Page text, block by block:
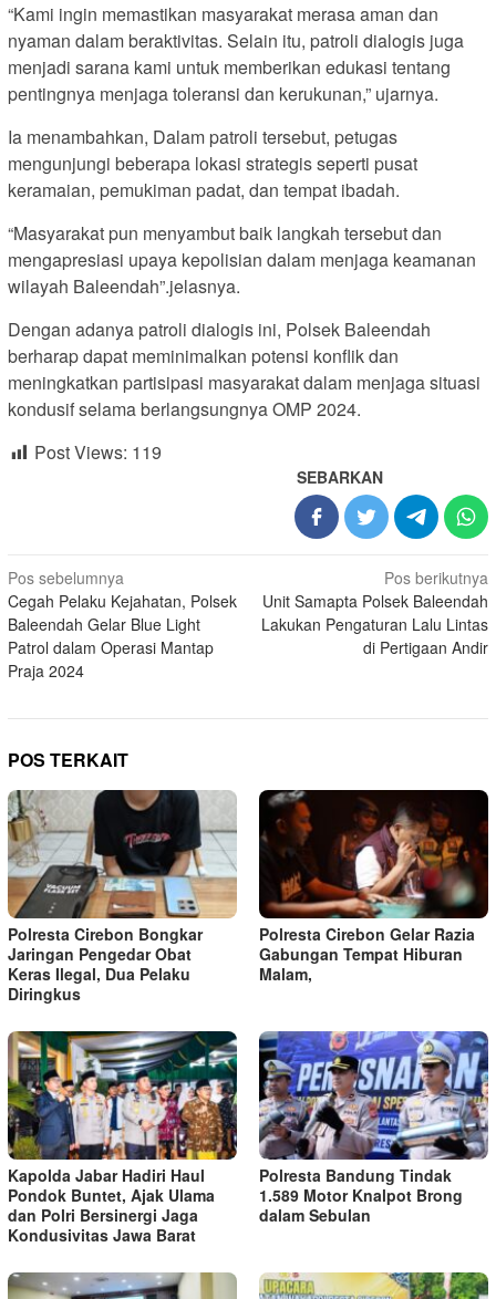
“Kami ingin memastikan masyarakat merasa aman dan
nyaman dalam beraktivitas. Selain itu, patroli dialogis juga
menjadi sarana kami untuk memberikan edukasi tentang
pentingnya menjaga toleransi dan kerukunan,” ujarnya.
Ia menambahkan, Dalam patroli tersebut, petugas
mengunjungi beberapa lokasi strategis seperti pusat
keramaian, pemukiman padat, dan tempat ibadah.
“Masyarakat pun menyambut baik langkah tersebut dan
mengapresiasi upaya kepolisian dalam menjaga keamanan
wilayah Baleendah”.jelasnya.
Dengan adanya patroli dialogis ini, Polsek Baleendah
berharap dapat meminimalkan potensi konflik dan
meningkatkan partisipasi masyarakat dalam menjaga situasi
kondusif selama berlangsungnya OMP 2024.
Post Views: 119
SEBARKAN
Navigasi
pos
Pos sebelumnya
Cegah Pelaku Kejahatan, Polsek
Baleendah Gelar Blue Light
Patrol dalam Operasi Mantap
Praja 2024
Pos berikutnya
Unit Samapta Polsek Baleendah
Lakukan Pengaturan Lalu Lintas
di Pertigaan Andir
POS TERKAIT
Polresta Cirebon Bongkar
Jaringan Pengedar Obat
Keras Ilegal, Dua Pelaku
Diringkus
Polresta Cirebon Gelar Razia
Gabungan Tempat Hiburan
Malam,
Kapolda Jabar Hadiri Haul
Pondok Buntet, Ajak Ulama
dan Polri Bersinergi Jaga
Kondusivitas Jawa Barat
Polresta Bandung Tindak
1.589 Motor Knalpot Brong
dalam Sebulan